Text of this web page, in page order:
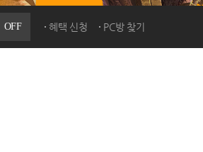
OFF 혜택 신청 PC방 찾기